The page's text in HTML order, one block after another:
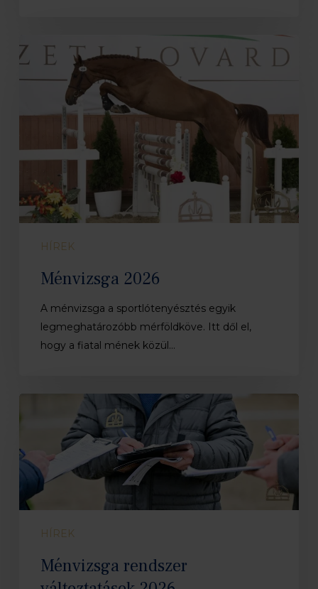
Ménvizsga
2026
HÍREK
Ménvizsga 2026
A ménvizsga a sportlótenyésztés egyik
legmeghatározóbb mérföldköve. Itt dől el,
hogy a fiatal mének közül…
rendszer
változtatások
2026
HÍREK
Ménvizsga rendszer